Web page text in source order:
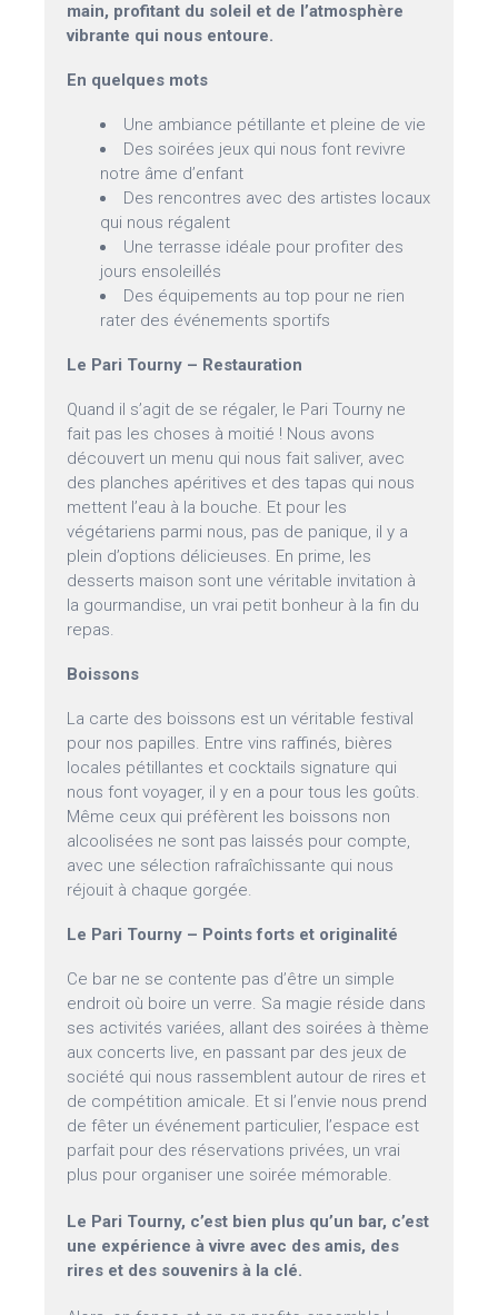
main, profitant du soleil et de l’atmosphère
vibrante qui nous entoure.
En quelques mots
Une ambiance pétillante et pleine de vie
Des soirées jeux qui nous font revivre
notre âme d’enfant
Des rencontres avec des artistes locaux
qui nous régalent
Une terrasse idéale pour profiter des
jours ensoleillés
Des équipements au top pour ne rien
rater des événements sportifs
Le Pari Tourny – Restauration
Quand il s’agit de se régaler, le Pari Tourny ne
fait pas les choses à moitié ! Nous avons
découvert un menu qui nous fait saliver, avec
des planches apéritives et des tapas qui nous
mettent l’eau à la bouche. Et pour les
végétariens parmi nous, pas de panique, il y a
plein d’options délicieuses. En prime, les
desserts maison sont une véritable invitation à
la gourmandise, un vrai petit bonheur à la fin du
repas.
Boissons
La carte des boissons est un véritable festival
pour nos papilles. Entre vins raffinés, bières
locales pétillantes et cocktails signature qui
nous font voyager, il y en a pour tous les goûts.
Même ceux qui préfèrent les boissons non
alcoolisées ne sont pas laissés pour compte,
avec une sélection rafraîchissante qui nous
réjouit à chaque gorgée.
Le Pari Tourny – Points forts et originalité
Ce bar ne se contente pas d’être un simple
endroit où boire un verre. Sa magie réside dans
ses activités variées, allant des soirées à thème
aux concerts live, en passant par des jeux de
société qui nous rassemblent autour de rires et
de compétition amicale. Et si l’envie nous prend
de fêter un événement particulier, l’espace est
parfait pour des réservations privées, un vrai
plus pour organiser une soirée mémorable.
Le Pari Tourny, c’est bien plus qu’un bar, c’est
une expérience à vivre avec des amis, des
rires et des souvenirs à la clé.